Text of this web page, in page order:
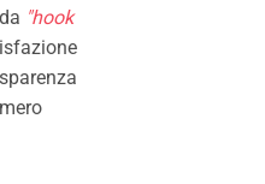
"hook